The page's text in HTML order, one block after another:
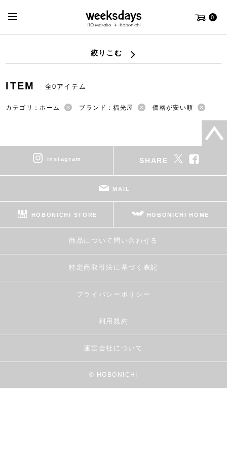
0
絞りこむ
ITEM 全0アイテム
カテゴリ：ホーム ブランド：福光屋 価格が安い順
instagram SHARE
MAIL
HOBONICHI STORE HOBONICHI HOME
商品について問い合わせる
特定商取引法に基づく表記
プライバシーポリシー
利用規約
運営会社について
© HOBONICHI